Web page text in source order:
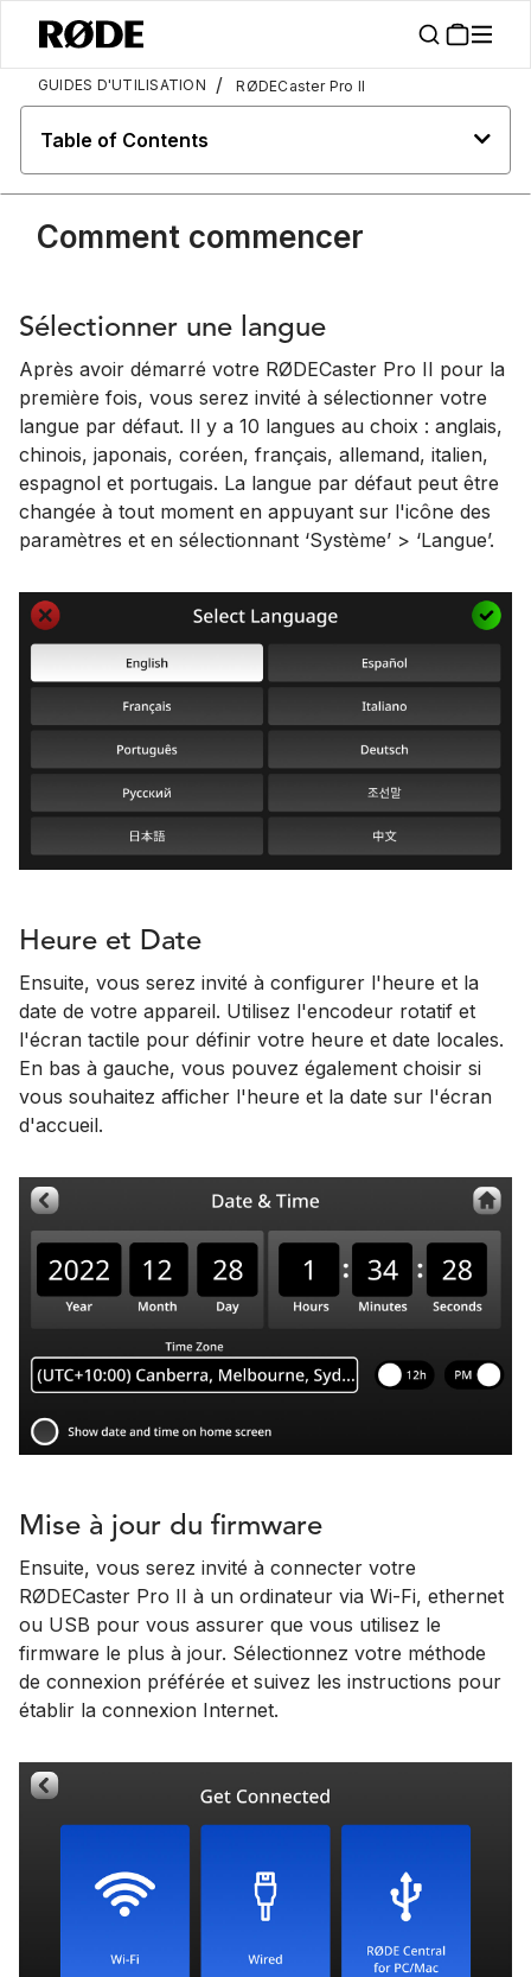
GUIDES D'UTILISATION / RØDECaster Pro II
Table of Contents
Comment commencer
Sélectionner une langue
Après avoir démarré votre RØDECaster Pro II pour la
première fois, vous serez invité à sélectionner votre
langue par défaut. Il y a 10 langues au choix : anglais,
chinois, japonais, coréen, français, allemand, italien,
espagnol et portugais. La langue par défaut peut être
changée à tout moment en appuyant sur l'icône des
paramètres et en sélectionnant ‘Système’ > ‘Langue’.
Heure et Date
Ensuite, vous serez invité à configurer l'heure et la
date de votre appareil. Utilisez l'encodeur rotatif et
l'écran tactile pour définir votre heure et date locales.
En bas à gauche, vous pouvez également choisir si
vous souhaitez afficher l'heure et la date sur l'écran
d'accueil.
Mise à jour du firmware
Ensuite, vous serez invité à connecter votre
RØDECaster Pro II à un ordinateur via Wi-Fi, ethernet
ou USB pour vous assurer que vous utilisez le
firmware le plus à jour. Sélectionnez votre méthode
de connexion préférée et suivez les instructions pour
établir la connexion Internet.